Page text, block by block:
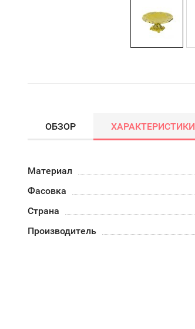
ОБЗОР ХАРАКТЕРИСТИКИ
Материал
Фасовка
Страна
Производитель